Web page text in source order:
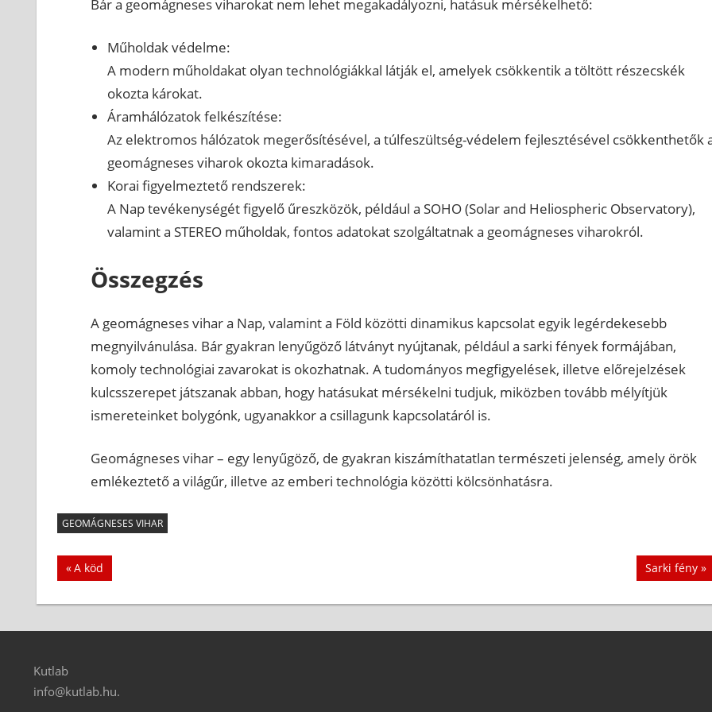
Bár a geomágneses viharokat nem lehet megakadályozni, hatásuk mérsékelhető:
Műholdak védelme:
A modern műholdakat olyan technológiákkal látják el, amelyek csökkentik a töltött részecskék
okozta károkat.
Áramhálózatok felkészítése:
Az elektromos hálózatok megerősítésével, a túlfeszültség-védelem fejlesztésével csökkenthetők
geomágneses viharok okozta kimaradások.
Korai figyelmeztető rendszerek:
A Nap tevékenységét figyelő űreszközök, például a SOHO (Solar and Heliospheric Observatory),
valamint a STEREO műholdak, fontos adatokat szolgáltatnak a geomágneses viharokról.
Összegzés
A geomágneses vihar a Nap, valamint a Föld közötti dinamikus kapcsolat egyik legérdekesebb
megnyilvánulása. Bár gyakran lenyűgöző látványt nyújtanak, például a sarki fények formájában,
komoly technológiai zavarokat is okozhatnak. A tudományos megfigyelések, illetve előrejelzések
kulcsszerepet játszanak abban, hogy hatásukat mérsékelni tudjuk, miközben tovább mélyítjük
ismereteinket bolygónk, ugyanakkor a csillagunk kapcsolatáról is.
Geomágneses vihar – egy lenyűgöző, de gyakran kiszámíthatatlan természeti jelenség, amely örök
emlékeztető a világűr, illetve az emberi technológia közötti kölcsönhatásra.
GEOMÁGNESES VIHAR
Bejegyzés
navigáció
Previous
Post:
A köd
Next
Post:
Sarki fény
Kutlab
info@kutlab.hu.